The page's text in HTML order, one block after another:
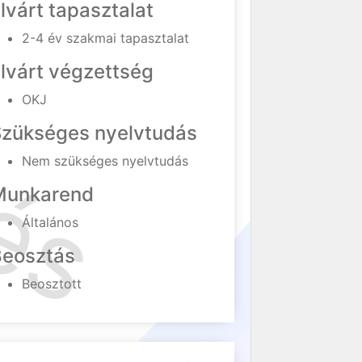
tapasztalat
2-4 év szakmai tapasztalat
végzettség
OKJ
nyelvtudás
Nem szükséges nyelvtudás
Általános
Beosztott